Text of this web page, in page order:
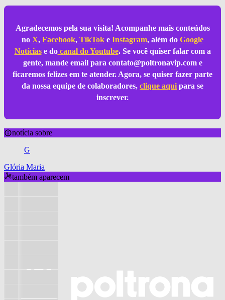
Agradecemos pela sua visita! Acompanhe mais conteúdos
no X, Facebook, TikTok e Instagram, além do Google
Notíciase docanal do Youtube. Se você quiser falar com a
gente, mande email para contato@poltronavip.come
ficaremos felizes em te atender. Agora, se quiser fazer parte
da nossa equipe de colaboradores, clique aqui para se
inscrever.
notícia sobre
G
Glória Maria
também aparecem